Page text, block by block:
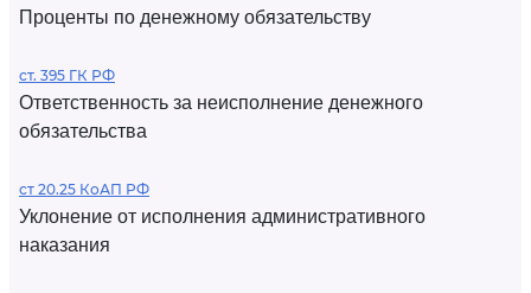
Проценты по денежному обязательству
ст. 395 ГК РФ
Ответственность за неисполнение денежного
обязательства
ст 20.25 КоАП РФ
Уклонение от исполнения административного
наказания